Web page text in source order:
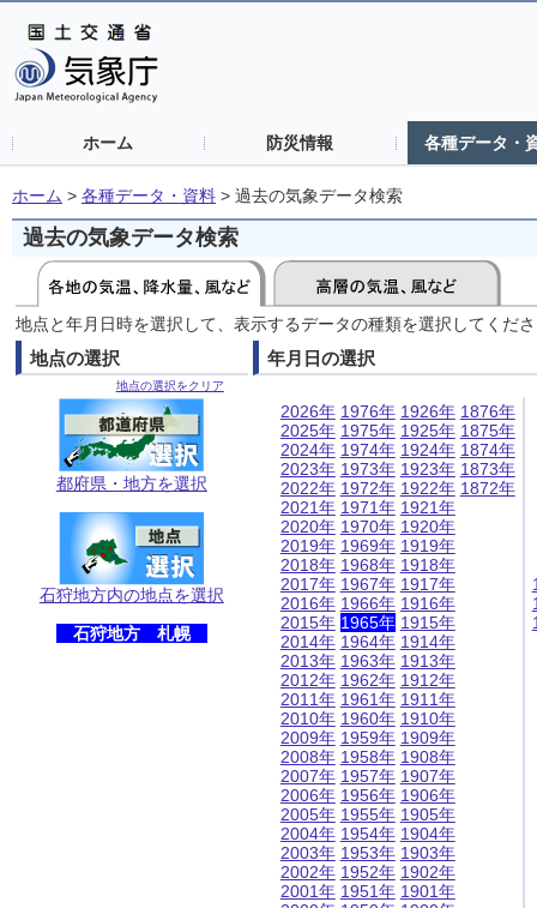
ホーム 防災情報 各種データ・
ホーム > 各種データ・資料 > 過去の気象データ検索
過去の気象データ検索
地点と年月日時を選択して、表示するデータの種類を選択してくだ
地点の選択
地点の選択をクリア
都府県・地方を選択
石狩地方内の地点を選択
石狩地方 札幌
年月日の選択
2026年
2025年
2024年
2023年
2022年
2021年
2020年
2019年
2018年
2017年
2016年
2015年
2014年
2013年
2012年
2011年
2010年
2009年
2008年
2007年
2006年
2005年
2004年
2003年
2002年
2001年
1976年
1975年
1974年
1973年
1972年
1971年
1970年
1969年
1968年
1967年
1966年
1965年
1964年
1963年
1962年
1961年
1960年
1959年
1958年
1957年
1956年
1955年
1954年
1953年
1952年
1951年
1926年
1925年
1924年
1923年
1922年
1921年
1920年
1919年
1918年
1917年
1916年
1915年
1914年
1913年
1912年
1911年
1910年
1909年
1908年
1907年
1906年
1905年
1904年
1903年
1902年
1901年
1876年
1875年
1874年
1873年
1872年